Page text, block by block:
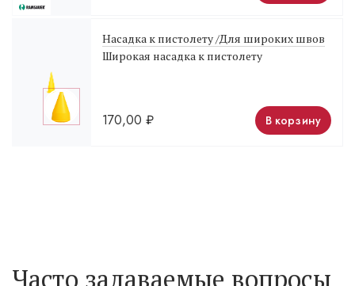
Насадка к пистолету /Для широких швов
Широкая насадка к пистолету
170,00 ₽ В корзину
Часто задаваемые вопросы